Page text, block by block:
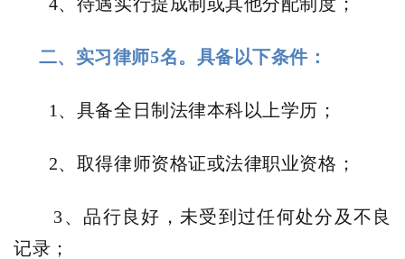
二、实习律师5名。具备以下条件：
1、具备全日制法律本科以上学历；
2、取得律师资格证或法律职业资格；
3、品行良好，未受到过任何处分及不良
记录；